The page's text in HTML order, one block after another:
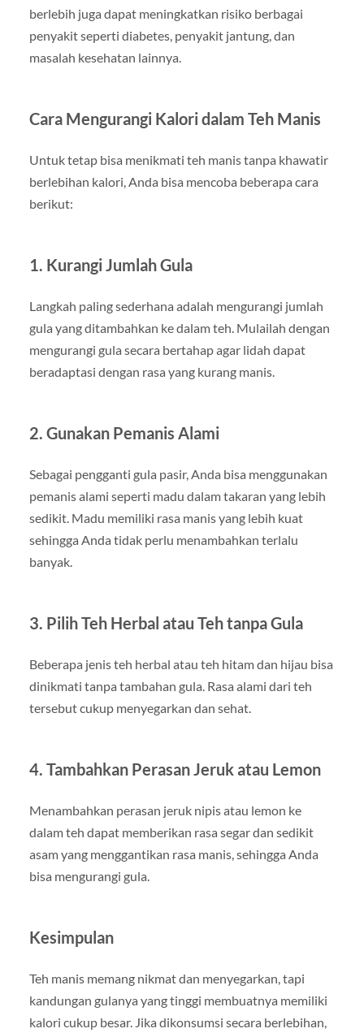
berlebih juga dapat meningkatkan risiko berbagai
penyakit seperti diabetes, penyakit jantung, dan
masalah kesehatan lainnya.
Cara Mengurangi Kalori dalam Teh Manis
Untuk tetap bisa menikmati teh manis tanpa khawatir
berlebihan kalori, Anda bisa mencoba beberapa cara
berikut:
1. Kurangi Jumlah Gula
Langkah paling sederhana adalah mengurangi jumlah
gula yang ditambahkan ke dalam teh. Mulailah dengan
mengurangi gula secara bertahap agar lidah dapat
beradaptasi dengan rasa yang kurang manis.
2. Gunakan Pemanis Alami
Sebagai pengganti gula pasir, Anda bisa menggunakan
pemanis alami seperti madu dalam takaran yang lebih
sedikit. Madu memiliki rasa manis yang lebih kuat
sehingga Anda tidak perlu menambahkan terlalu
banyak.
3. Pilih Teh Herbal atau Teh tanpa Gula
Beberapa jenis teh herbal atau teh hitam dan hijau bisa
dinikmati tanpa tambahan gula. Rasa alami dari teh
tersebut cukup menyegarkan dan sehat.
4. Tambahkan Perasan Jeruk atau Lemon
Menambahkan perasan jeruk nipis atau lemon ke
dalam teh dapat memberikan rasa segar dan sedikit
asam yang menggantikan rasa manis, sehingga Anda
bisa mengurangi gula.
Kesimpulan
Teh manis memang nikmat dan menyegarkan, tapi
kandungan gulanya yang tinggi membuatnya memiliki
kalori cukup besar. Jika dikonsumsi secara berlebihan,